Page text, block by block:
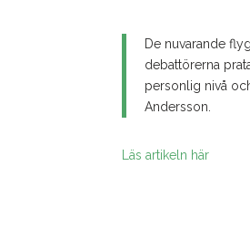
De nuvarande
debattörerna
personlig nivå
Andersson.
Läs artikeln här